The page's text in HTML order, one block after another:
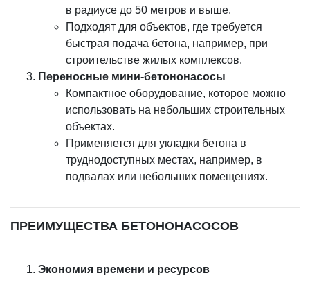
в радиусе до 50 метров и выше.
Подходят для объектов, где требуется
быстрая подача бетона, например, при
строительстве жилых комплексов.
Переносные мини-бетононасосы
Компактное оборудование, которое можно
использовать на небольших строительных
объектах.
Применяется для укладки бетона в
труднодоступных местах, например, в
подвалах или небольших помещениях.
ПРЕИМУЩЕСТВА БЕТОНОНАСОСОВ
Экономия времени и ресурсов